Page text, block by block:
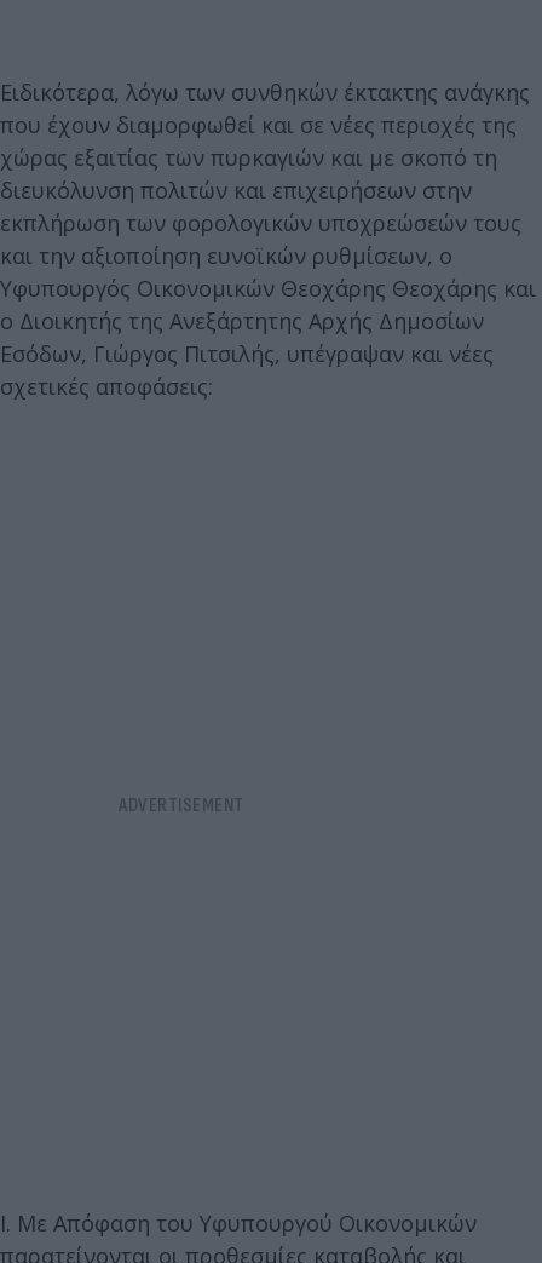
Ειδικότερα, λόγω των συνθηκών έκτακτης ανάγκης
που έχουν διαμορφωθεί και σε νέες περιοχές της
χώρας εξαιτίας των πυρκαγιών και με σκοπό τη
διευκόλυνση πολιτών και επιχειρήσεων στην
εκπλήρωση των φορολογικών υποχρεώσεών τους
και την αξιοποίηση ευνοϊκών ρυθμίσεων, ο
Υφυπουργός Οικονομικών Θεοχάρης Θεοχάρης και
ο Διοικητής της Ανεξάρτητης Αρχής Δημοσίων
Εσόδων, Γιώργος Πιτσιλής, υπέγραψαν και νέες
σχετικές αποφάσεις:
Ι. Με Απόφαση του Υφυπουργού Οικονομικών
παρατείνονται οι προθεσμίες καταβολής και